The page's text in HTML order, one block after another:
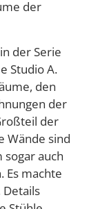
der
der Serie
Studio A.
den
der
der
Wände sind
sogar auch
Es machte
Details